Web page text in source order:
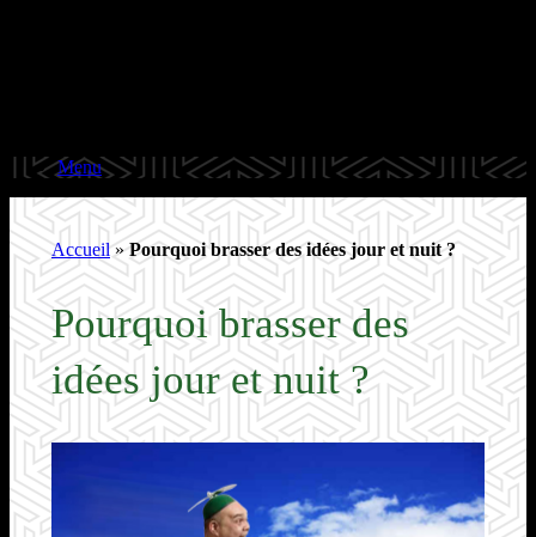
Menu
Accueil»Pourquoi brasser des idées jour et nuit ?
Pourquoi brasser des
idées jour et nuit ?